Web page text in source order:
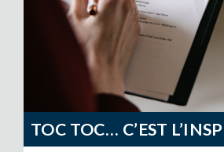
TOC TOC… C’EST